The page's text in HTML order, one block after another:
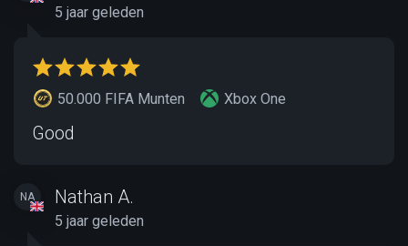
5 jaar geleden
50.000 FIFA Munten Xbox One
Good
NA Nathan A.
5 jaar geleden